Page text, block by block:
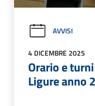
AVVISI
4 DICEMBRE 2025
Orario e
Ligure anno